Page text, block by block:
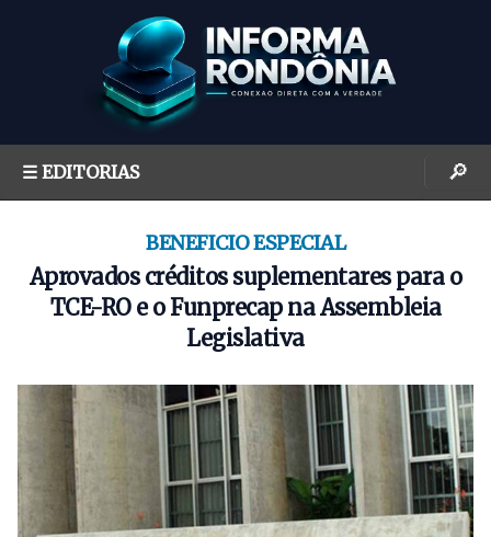
☰ EDITORIAS 🔎
BENEFICIO ESPECIAL
Aprovados créditos suplementares para o
TCE-RO e o Funprecap na Assembleia
Legislativa